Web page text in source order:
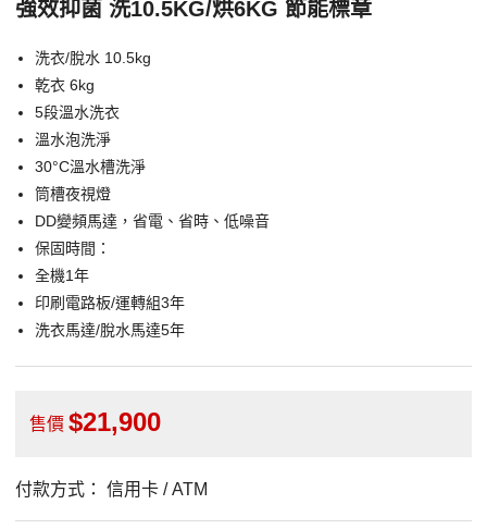
強效抑菌 洗10.5KG/烘6KG 節能標章
洗衣/脫水 10.5kg
乾衣 6kg
5段溫水洗衣
溫水泡洗淨
30°C溫水槽洗淨
筒槽夜視燈
DD變頻馬達，省電、省時、低噪音
保固時間：
全機1年
印刷電路板/運轉組3年
洗衣馬達/脫水馬達5年
售價 21,900
付款方式： 信用卡 / ATM